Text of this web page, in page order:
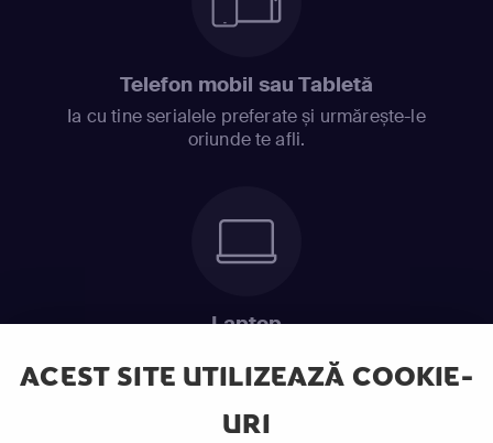
ACEST SITE UTILIZEAZĂ COOKIE-
URI
Telefon mobil sau Tabletă
Ia cu tine serialele preferate și urmărește-le
oriunde te afli.
Laptop
ABONEAZĂ-TE ACUM